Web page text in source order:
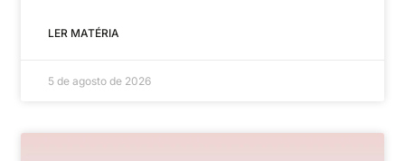
LER MATÉRIA
5 de agosto de 2026